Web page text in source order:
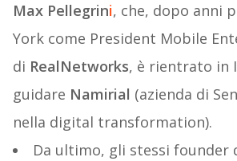
Max Pellegrini, che, dopo anni
York come President Mobile
di RealNetworks, è rientrato in
guidare Namirial (azienda di
nella digital transformation).
Da ultimo, gli stessi founder